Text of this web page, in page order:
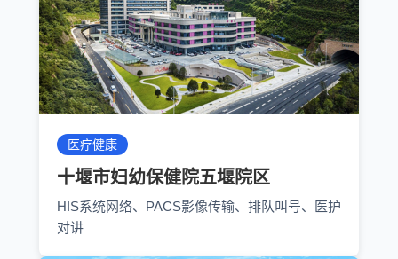
医疗健康
十堰市妇幼保健院五堰院区
HIS系统网络、PACS影像传输、排队叫号、医护
对讲